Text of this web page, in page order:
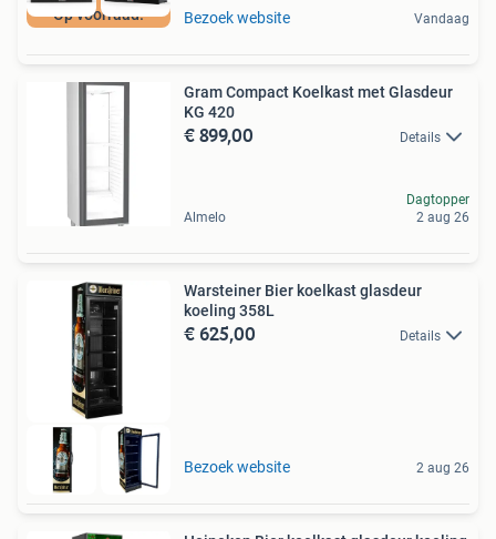
Op voorraad! Bezoek website Vandaag
Gram Compact Koelkast met Glasdeur
KG 420
€ 899,00 Details
Almelo
Dagtopper
2 aug 26
Warsteiner Bier koelkast glasdeur
koeling 358L
€ 625,00 Details
Bezoek website 2 aug 26